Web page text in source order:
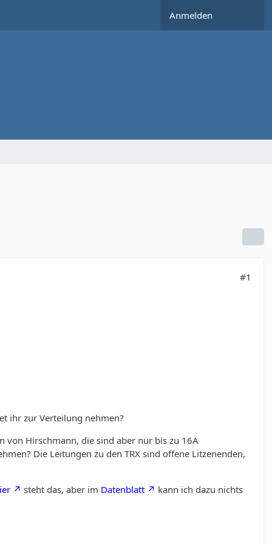
Anmelden
#1
ihr zur Verteilung nehmen?
von Hirschmann, die sind aber nur bis zu 16A
Die Leitungen zu den TRX sind offene Litzenenden,
steht das, aber im Datenblatt kann ich dazu nichts